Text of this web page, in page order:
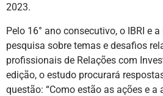
2023.
Pelo 16° ano consecutivo, o IBRI e
pesquisa sobre temas e desafios
profissionais de Relações com
edição, o estudo procurará
questão: “Como estão as ações e a